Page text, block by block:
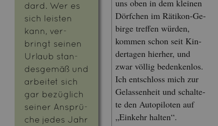
dard. Wer es
sich leis­ten
kann, ver­
bringt sei­nen
Ur­laub stan­
des­ge­mäß und
ar­bei­tet sich
gar be­züg­lich
sei­ner An­sprü­
che jedes Jahr
uns oben in dem klei­nen
Dörf­chen im Rä­ti­kon-Ge­
bir­ge tref­fen wür­den,
kom­men schon seit Kin­
der­ta­gen hier­her, und
zwar völ­lig be­den­ken­los.
Ich ent­schloss mich zur
Ge­las­sen­heit und schal­te­
te den Au­to­pi­lo­ten auf
„Ein­kehr hal­ten“.